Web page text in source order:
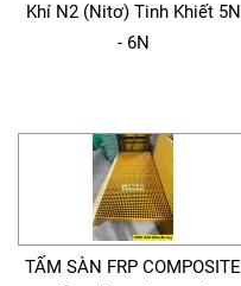
Khí N2 (Nitơ) Tinh Khiết 5N
- 6N
TẤM SÀN FRP COMPOSITE